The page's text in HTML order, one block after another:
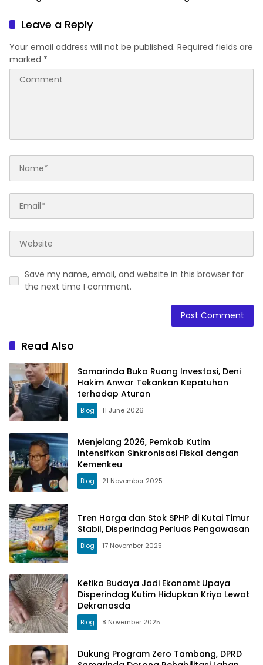
Atasi Banjir
Leave a Reply
Your email address will not be published. Required fields are
marked *
Save my name, email, and website in this browser for
the next time I comment.
Read Also
Samarinda Buka Ruang Investasi, Deni
Hakim Anwar Tekankan Kepatuhan
terhadap Aturan
Blog 11 June 2026
Menjelang 2026, Pemkab Kutim
Intensifkan Sinkronisasi Fiskal dengan
Kemenkeu
Blog 21 November 2025
Tren Harga dan Stok SPHP di Kutai Timur
Stabil, Disperindag Perluas Pengawasan
Blog 17 November 2025
Ketika Budaya Jadi Ekonomi: Upaya
Disperindag Kutim Hidupkan Kriya Lewat
Dekranasda
Blog 8 November 2025
Dukung Program Zero Tambang, DPRD